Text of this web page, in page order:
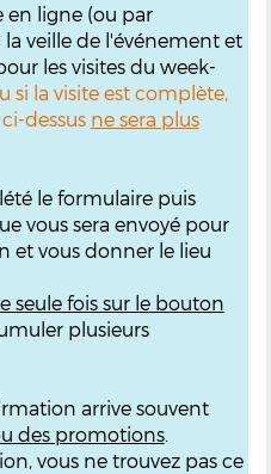
en ligne (ou par
veille de l'événement et
les visites du week-
si la visite est complète,
dessus ne sera plus
le formulaire puis
vous sera envoyé pour
et vous donner le lieu
seule fois sur le bouton
plusieurs
arrive souvent
des promotions.
vous ne trouvez pas ce